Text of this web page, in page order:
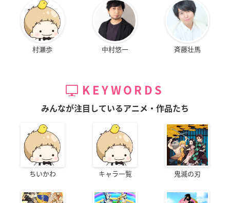
村瀬歩 中村悠一 斉藤壮馬
KEYWORDS
みんなが注目しているアニメ・作品たち
ちいかわ キャラ一覧 鬼滅の刃